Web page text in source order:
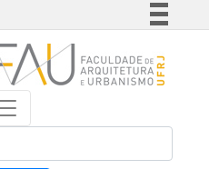
Simplifique!
Comunica BR
Acesso à informação